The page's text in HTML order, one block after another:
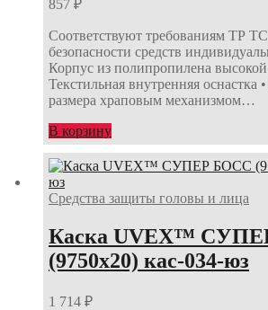
857 ₽
Соответствуют требованиям ТР
безопасности средств
Корпус из полипропилена высокой
Текстильная внутренняя оснастка
размера храповым механизмом…
В корзину
Средства защиты головы и лица
Каска UVEX™
(9750х20) кас-034-юз
1 714 ₽